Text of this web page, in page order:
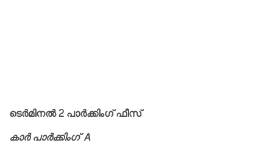
ടെർമിനൽ 2 പാർക്കിംഗ് ഫീസ്
കാർ പാർക്കിംഗ് A